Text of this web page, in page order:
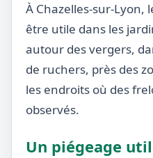
À Chazelles-sur-Lyon,
être utile dans les
autour des vergers,
de ruchers, près des
les endroits où des
observés.
Un piégeage